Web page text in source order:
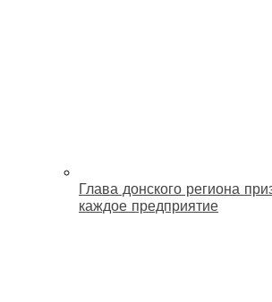
Глава донского региона
каждое предприятие